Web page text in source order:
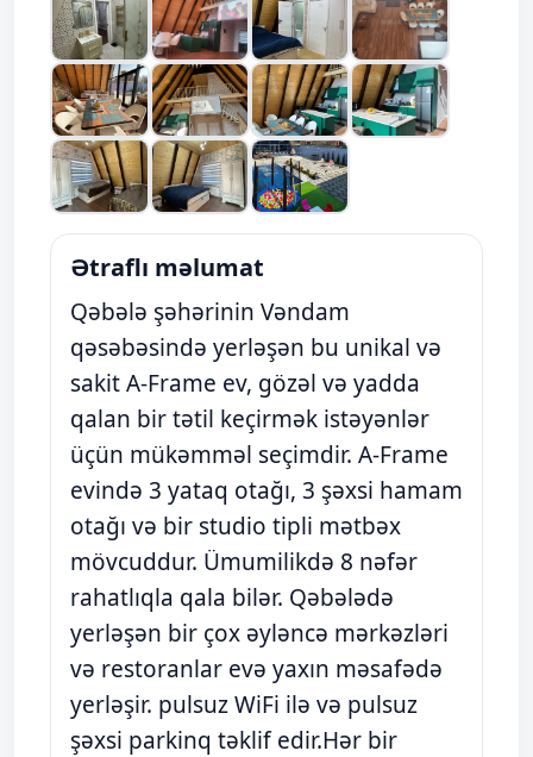
Ətraflı məlumat
Qəbələ şəhərinin Vəndam
qəsəbəsində yerləşən bu unikal və
sakit A-Frame ev, gözəl və yadda
qalan bir tətil keçirmək istəyənlər
üçün mükəmməl seçimdir. A-Frame
evində 3 yataq otağı, 3 şəxsi hamam
otağı və bir studio tipli mətbəx
mövcuddur. Ümumilikdə 8 nəfər
rahatlıqla qala bilər. Qəbələdə
yerləşən bir çox əyləncə mərkəzləri
və restoranlar evə yaxın məsafədə
yerləşir. pulsuz WiFi ilə və pulsuz
şəxsi parkinq təklif edir.Hər bir